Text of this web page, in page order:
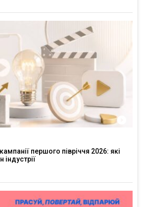
першого півріччя 2026: які